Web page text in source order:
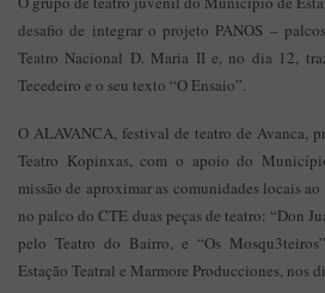
desafio de integrar o projeto PANOS –
Teatro Nacional D. Maria II e, no dia 12,
Tecedeiro e o seu texto “O Ensaio”.
O ALAVANCA, festival de teatro de Avanca,
Teatro Kopinxas, com o apoio do
missão de aproximar as comunidades locais
no palco do CTE duas peças de teatro: “Don
pelo Teatro do Bairro, e “Os
Estação Teatral e Marmore Producciones, nos